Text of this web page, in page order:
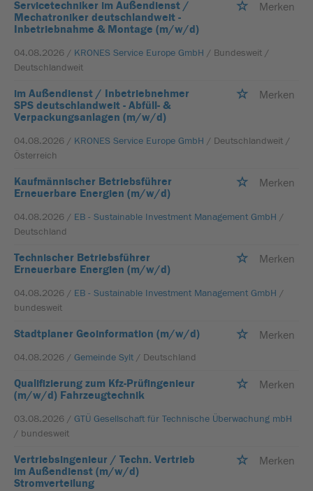
Servicetechniker im Außendienst /
Mechatroniker deutschlandweit -
Inbetriebnahme & Montage (m/w/d)
Merken
04.08.2026 / KRONES Service Europe GmbH / Bundesweit /
Deutschlandweit
im Außendienst / Inbetriebnehmer
SPS deutschlandweit - Abfüll- &
Verpackungsanlagen (m/w/d)
Merken
04.08.2026 / KRONES Service Europe GmbH / Deutschlandweit /
Österreich
Kaufmännischer Betriebsführer
Erneuerbare Energien (m/w/d)
Merken
04.08.2026 / EB - Sustainable Investment Management GmbH /
Deutschland
Technischer Betriebsführer
Erneuerbare Energien (m/w/d)
Merken
04.08.2026 / EB - Sustainable Investment Management GmbH /
bundesweit
Stadtplaner Geoinformation (m/w/d) Merken
04.08.2026 / Gemeinde Sylt / Deutschland
Qualifizierung zum Kfz-Prüfingenieur
(m/w/d) Fahrzeugtechnik
Merken
03.08.2026 / GTÜ Gesellschaft für Technische Überwachung mbH
/ bundesweit
Vertriebsingenieur / Techn. Vertrieb
im Außendienst (m/w/d)
Stromverteilung
Merken